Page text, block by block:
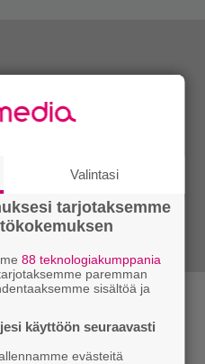
viisi
–
perhe
Valintasi
tarjotaksemme
88 teknologiakumppania
paremman
sisältöä ja
käyttöön seuraavasti
evästeitä